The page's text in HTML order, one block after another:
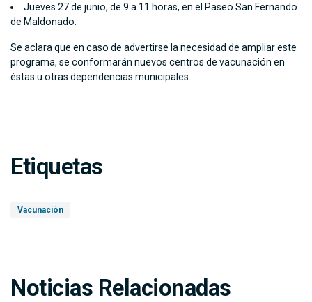
Jueves 27 de junio, de 9 a 11 horas, en el Paseo San Fernando
de Maldonado.
Se aclara que en caso de advertirse la necesidad de ampliar este
programa, se conformarán nuevos centros de vacunación en
éstas u otras dependencias municipales.
Etiquetas
Vacunación
Noticias Relacionadas